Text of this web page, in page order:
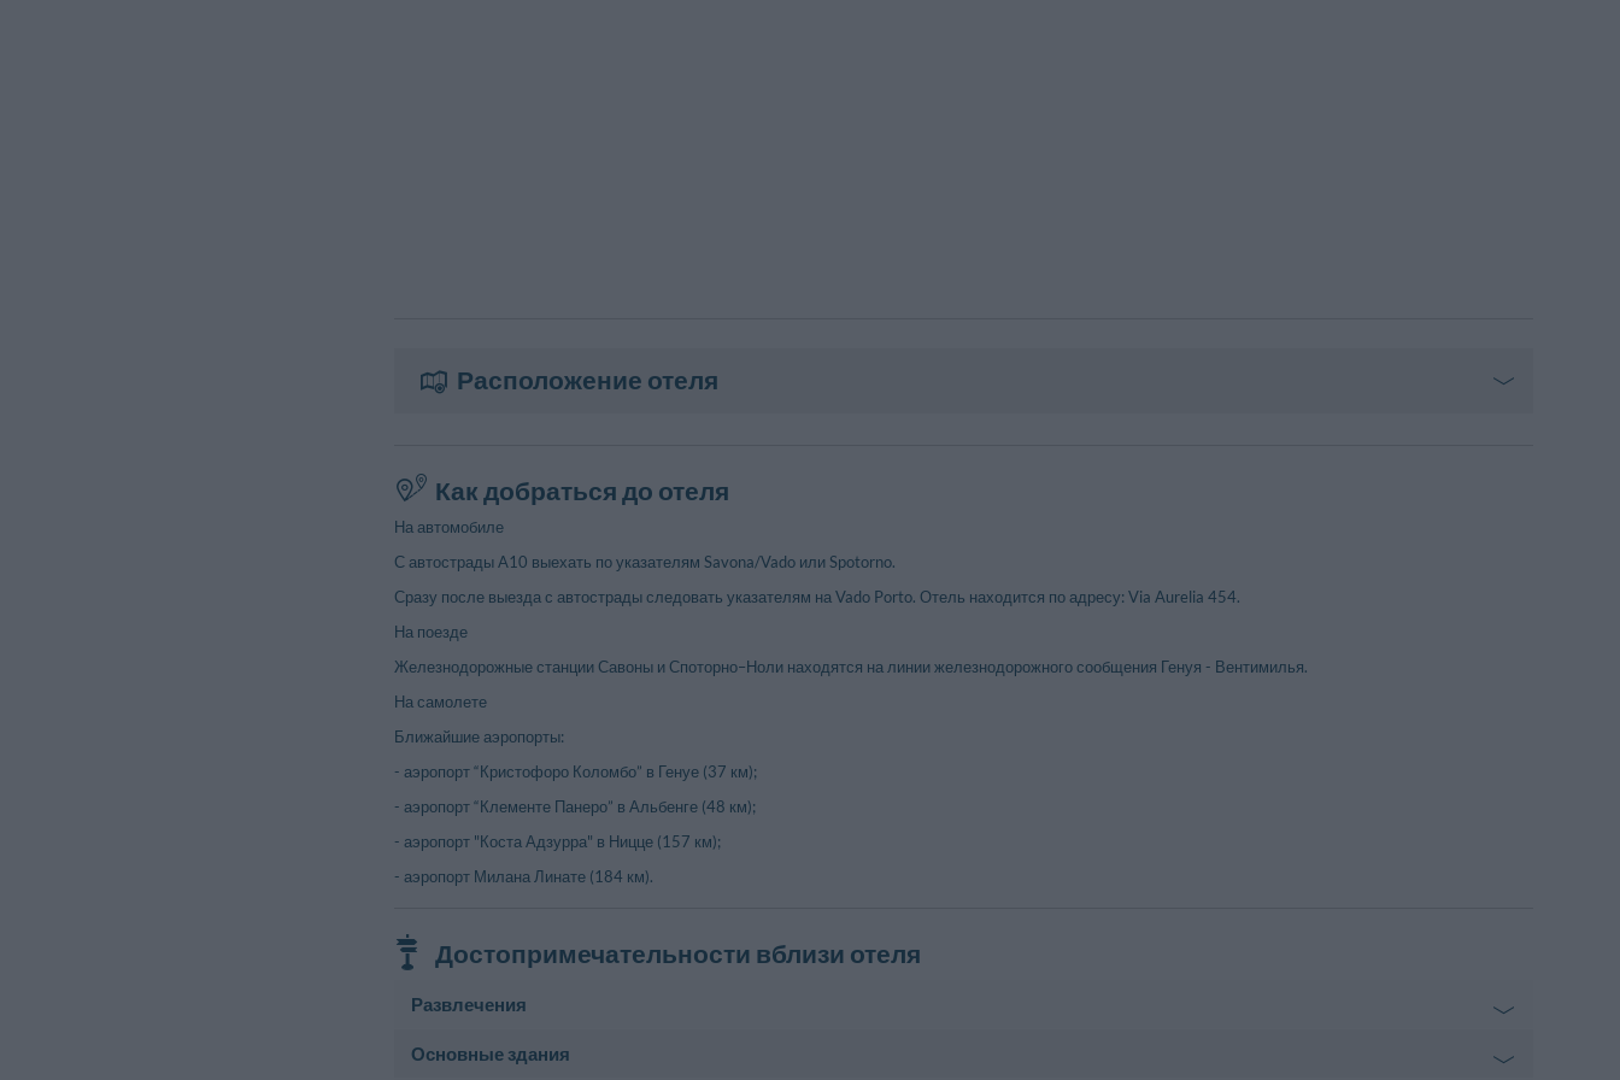
Расположение отеля
Как добраться до отеля
На автомобиле
С автострады A10 выехать по указателям Savona/Vado или Spotorno.
Сразу после выезда с автострады следовать указателям на Vado Porto. Отель находится по адресу: Via Aurelia 454.
На поезде
Железнодорожные станции Савоны и Споторно–Ноли находятся на линии железнодорожного сообщения Генуя - Вентимилья.
На самолете
Ближайшие аэропорты:
- аэропорт “Кристофоро Коломбо” в Генуе (37 км);
- аэропорт “Клементе Панеро” в Альбенге (48 км);
- аэропорт "Коста Адзурра" в Ницце (157 км);
- аэропорт Милана Линате (184 км).
Достопримечательности вблизи отеля
Развлечения
Спортивный центр
Основные здания